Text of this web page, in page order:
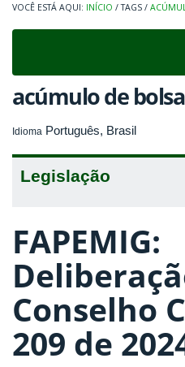
INÍCIO / TAGS /
acúmulo de bolsa
Idioma Português, Brasil
Legislação
FAPEMIG:
Conselho
209 de